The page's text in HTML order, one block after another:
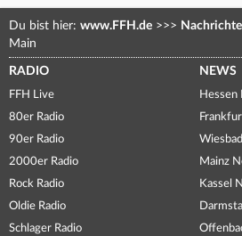
Du bist hier: www.FFH.de >>>
Main
RADIO
FFH Live
80er Radio
90er Radio
2000er Radio
Rock Radio
Oldie Radio
Schlager Radio
NEWS
Hessen
Mainz
Kassel